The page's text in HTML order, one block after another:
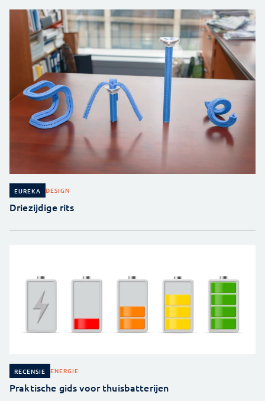
EUREKA DESIGN
Driezijdige rits
RECENSIE ENERGIE
Praktische gids voor thuisbatterijen